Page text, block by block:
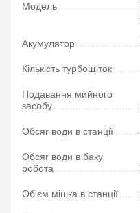
Модель
Акумулятор
Кількість турбощіток
Подавання мийного
засобу
Обсяг води в станції
Обсяг води в баку
робота
Об'єм мішка в станції